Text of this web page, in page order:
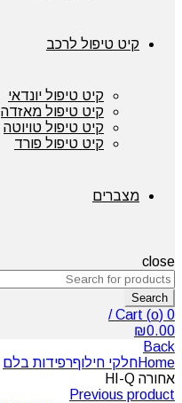
קיט טיפול לרכב
קיט טיפול יונדאי
קיט טיפול מאזדה
קיט טיפול טויוטה
קיט טיפול פורד
מצברים
close
Search
Cart (o) 0
/
₪0.00
Back
Homeחלקי חילוףרפידות בלם
אחורה HI-Q
Previous product